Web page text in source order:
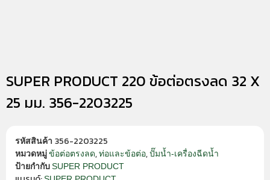
SUPER PRODUCT 220 ข้อต่อตรงลด 32 X
25 มม. 356-2203225
รหัสสินค้า 356-2203225
หมวดหมู่ ข้อต่อตรงลด,ท่อและข้อต่อ,ปั๊มน้ำ-เครื่องฉีดน้ำ
ป้ายกำกับ SUPER PRODUCT